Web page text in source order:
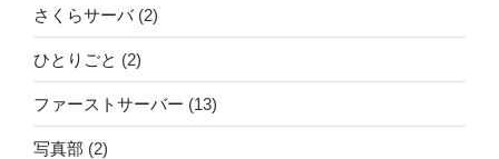
さくらサーバ(2)
ひとりごと (2)
ファーストサーバー (13)
写真部 (2)